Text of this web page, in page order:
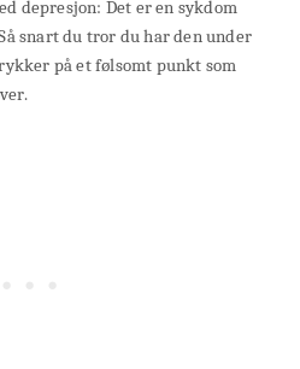
depresjon: Det er en sykdom
snart du tror du har den under
på et følsomt punkt som